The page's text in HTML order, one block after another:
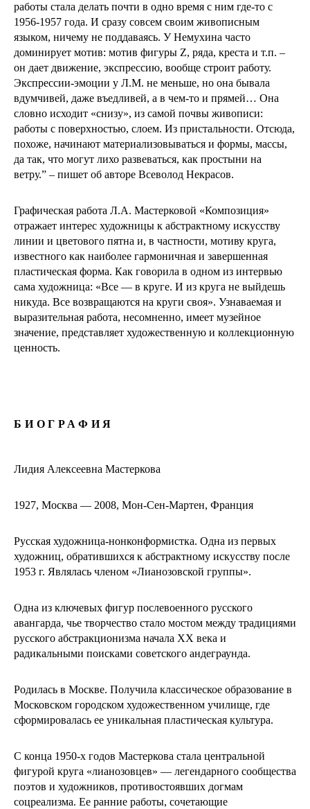
работы стала делать почти в одно время с ним где-то с
1956-1957 года. И сразу совсем своим живописным
языком, ничему не поддаваясь. У Немухина часто
доминирует мотив: мотив фигуры Z, ряда, креста и т.п. –
он дает движение, экспрессию, вообще строит работу.
Экспрессии-эмоции у Л.М. не меньше, но она бывала
вдумчивей, даже въедливей, а в чем-то и прямей… Она
словно исходит «снизу», из самой почвы живописи:
работы с поверхностью, слоем. Из пристальности. Отсюда,
похоже, начинают материализовываться и формы, массы,
да так, что могут лихо развеваться, как простыни на
ветру.” – пишет об авторе Всеволод Некрасов.
Графическая работа Л.А. Мастерковой «Композиция»
отражает интерес художницы к абстрактному искусству
линии и цветового пятна и, в частности, мотиву круга,
известного как наиболее гармоничная и завершенная
пластическая форма. Как говорила в одном из интервью
сама художница: «Все — в круге. И из круга не выйдешь
никуда. Все возвращаются на круги своя». Узнаваемая и
выразительная работа, несомненно, имеет музейное
значение, представляет художественную и коллекционную
ценность.
БИОГРАФИЯ
Лидия Алексеевна Мастеркова
1927, Москва — 2008, Мон-Сен-Мартен, Франция
Русская художница-нонконформистка. Одна из первых
художниц, обратившихся к абстрактному искусству после
1953 г. Являлась членом «Лианозовской группы».
Одна из ключевых фигур послевоенного русского
авангарда, чье творчество стало мостом между традициями
русского абстракционизма начала XX века и
радикальными поисками советского андеграунда.
Родилась в Москве. Получила классическое образование в
Московском городском художественном училище, где
сформировалась ее уникальная пластическая культура.
С конца 1950-х годов Мастеркова стала центральной
фигурой круга «лианозовцев» — легендарного сообщества
поэтов и художников, противостоявших догмам
соцреализма. Ее ранние работы, сочетающие